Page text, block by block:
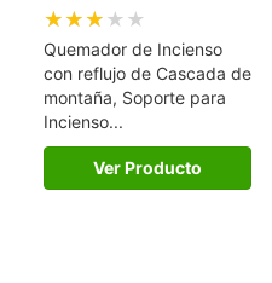
★★★★★
Quemador de Incienso
con reflujo de Cascada de
montaña, Soporte para
Incienso...
Ver Producto